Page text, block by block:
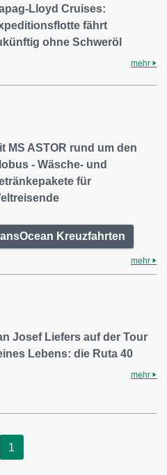
Lloyd Cruises:
fährt
ohne Schweröl
mehr
MS ASTOR rund um den
- Wäsche- und
für
Kreuzfahrten
mehr
Josef Liefers auf der Tour
Lebens: die Ruta 40
mehr
1